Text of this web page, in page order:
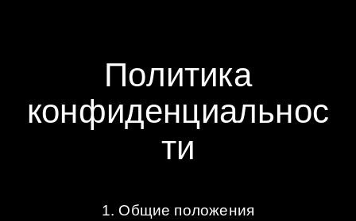
Политика
конфиденциальнос
ти
1. Общие положения